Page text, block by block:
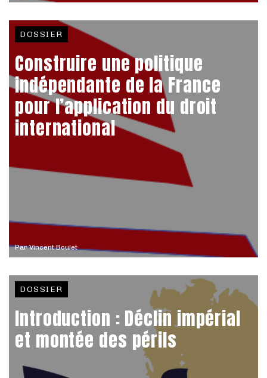
ParVincent Boulet
DOSSIER
Construire une politique
indépendante de la France
pour l’application du droit
international
DOSSIER
Introduction : Déclin impérial
et montée des périls